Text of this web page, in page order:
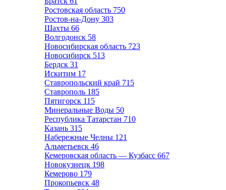
Ростовская область 750
Ростов-на-Дону 303
Шахты 66
Волгодонск 58
Новосибирская область 723
Новосибирск 513
Бердск 31
Искитим 17
Ставропольский край 715
Ставрополь 185
Пятигорск 115
Минеральные Воды 50
Республика Татарстан 710
Казань 315
Набережные Челны 121
Альметьевск 46
Кемеровская область — Кузбасс 667
Новокузнецк 198
Кемерово 179
Прокопьевск 48